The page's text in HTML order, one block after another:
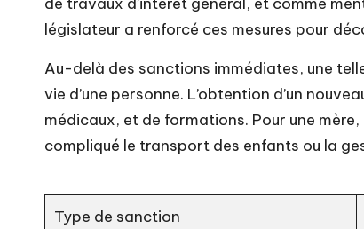
législateur a renforcé ces mesures pour
Au-delà des sanctions immédiates, une
vie d’une personne. L’obtention d’un
médicaux, et de formations. Pour une
compliqué le transport des enfants ou la
Type de sanction